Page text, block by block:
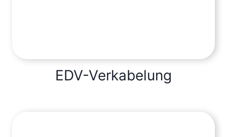
EDV-Verkabelung